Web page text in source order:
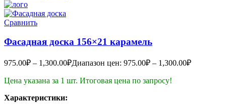
Сравнить
Фасадная доска 156×21 карамель
975.00₽ – 1,300.00₽Диапазон цен: 975.00₽ – 1,300.00₽
Цена указана за 1 шт. Итоговая цена по запросу!
Характеристики: